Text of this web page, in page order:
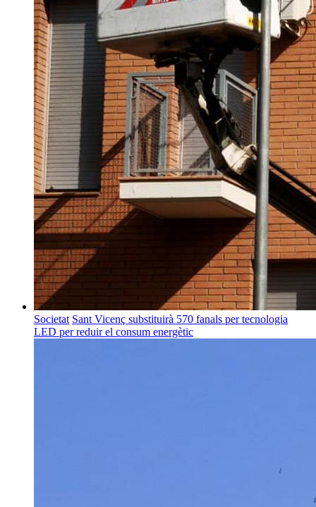
Societat Sant Vicenç substituirà 570 fanals per tecnologia
LED per reduir el consum energètic